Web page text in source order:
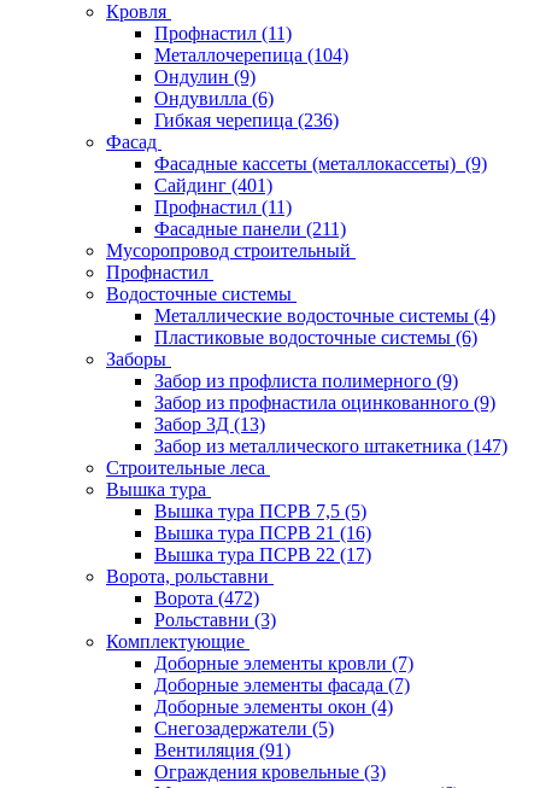
Кровля
Профнастил (11)
Металлочерепица (104)
Ондулин (9)
Ондувилла (6)
Гибкая черепица (236)
Фасад
Фасадные кассеты (металлокассеты) (9)
Сайдинг (401)
Профнастил (11)
Фасадные панели (211)
Мусоропровод строительный
Профнастил
Водосточные системы
Металлические водосточные системы (4)
Пластиковые водосточные системы (6)
Заборы
Забор из профлиста полимерного (9)
Забор из профнастила оцинкованного (9)
Забор 3Д (13)
Забор из металлического штакетника (147)
Строительные леса
Вышка тура
Вышка тура ПСРВ 7,5 (5)
Вышка тура ПСРВ 21 (16)
Вышка тура ПСРВ 22 (17)
Ворота, рольставни
Ворота (472)
Рольставни (3)
Комплектующие
Доборные элементы кровли (7)
Доборные элементы фасада (7)
Доборные элементы окон (4)
Снегозадержатели (5)
Вентиляция (91)
Ограждения кровельные (3)